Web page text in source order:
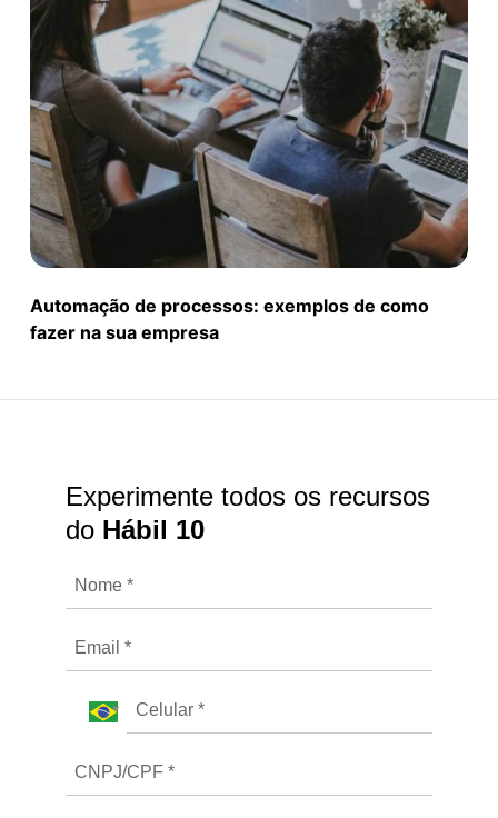
Automação de processos: exemplos de como
fazer na sua empresa
Experimente todos os recursos
do Hábil 10